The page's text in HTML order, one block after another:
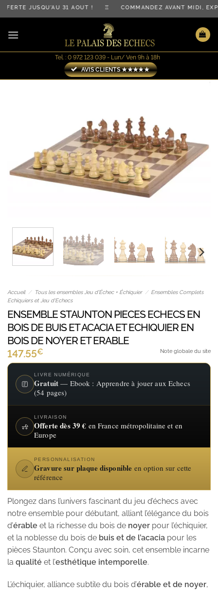
Passer
au
contenu
JUSQU'AU 31 AOÛT ! ♖ COMMANDEZ AVANT MIDI,
Tel. : 0 972 123 039 - Lun/ Ven 9h à 18h
AVIS CLIENTS ★★★★★
Accueil / Tous les ensembles Jeu d’Échec + Échiquier / Ensembles Complets
Echiquiers et Jeu d'Echecs
ENSEMBLE STAUNTON PIECES ECHECS EN
BOIS DE BUIS ET ACACIA ET ECHIQUIER EN
BOIS DE NOYER ET ERABLE
147.55€ Note globale du site
LIVRE NUMÉRIQUE
Gratuit — Ebook : Apprendre à jouer aux Echecs
(54 pages)
LIVRAISON
Offerte dès 39 € en France métropolitaine et en
Europe
PERSONNALISATION
Gravure sur plaque disponible en option sur cette
référence
Plongez dans l’univers fascinant du jeu d’échecs avec
notre ensemble pour débutant, alliant l’élégance du bois
d’érable et la richesse du bois de noyer pour l’échiquier,
et la noblesse du bois de buis et de l’acacia pour les
pièces Staunton. Conçu avec soin, cet ensemble incarne
la qualité et l’esthétique intemporelle.
L’échiquier, alliance subtile du bois d’érable et de noyer,